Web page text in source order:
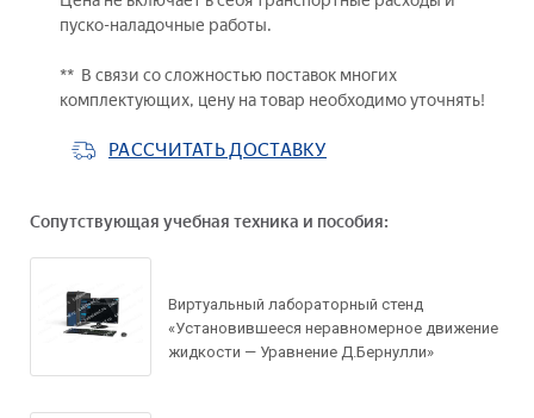
пуско-наладочные работы.
** В связи со сложностью поставок многих
комплектующих, цену на товар необходимо уточнять!
РАССЧИТАТЬ ДОСТАВКУ
Сопутствующая учебная техника и пособия:
Виртуальный лабораторный стенд
«Установившееся неравномерное движение
жидкости — Уравнение Д.Бернулли»